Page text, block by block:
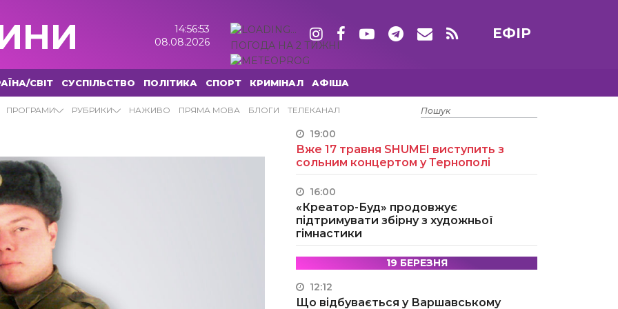
14:56:54
08.08.2026
ПОГОДА НА 2 ТИЖНІ
ЕФІР
СВІТ СУСПІЛЬСТВО ПОЛІТИКА СПОРТ КРИМІНАЛ АФІША
ПРОГРАМИ РУБРИКИ НАЖИВО ПРЯМА МОВА БЛОГИ ТЕЛЕКАНАЛ
15 ТРАВНЯ
19:00
Вже 17 травня SHUMEI виступить з
сольним концертом у Тернополі
16:00
«Креатор-Буд» продовжує
підтримувати збірну з художньої
гімнастики
19 БЕРЕЗНЯ
12:12
Що відбувається у Варшавському